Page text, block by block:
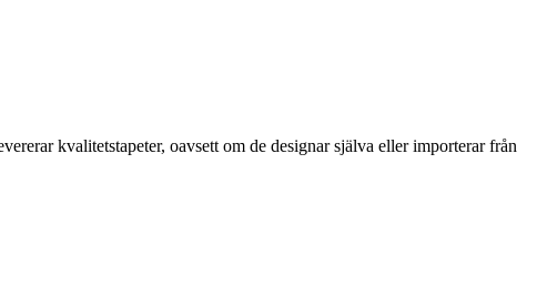
kvalitetstapeter, oavsett om de designar själva eller importerar från